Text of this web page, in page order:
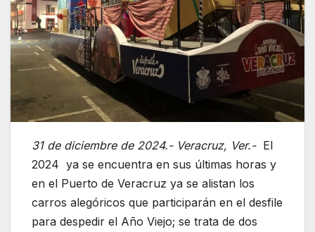
31 de diciembre de 2024.- Veracruz, Ver.-El
2024 ya se encuentra en sus últimas horas y
en el Puerto de Veracruz ya se alistan los
carros alegóricos que participarán en el desfile
para despedir el Año Viejo; se trata de dos